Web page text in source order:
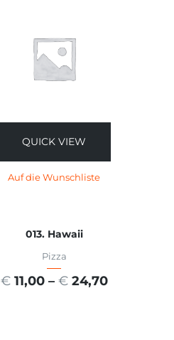
QUICK VIEW
Auf die Wunschliste
013. Hawaii
Pizza
€ 11,00 – € 24,70